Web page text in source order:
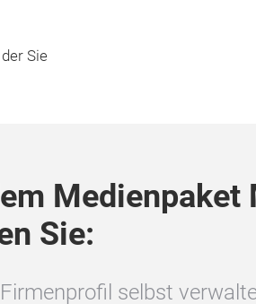
Sie
Medienpaket
Sie:
selbst